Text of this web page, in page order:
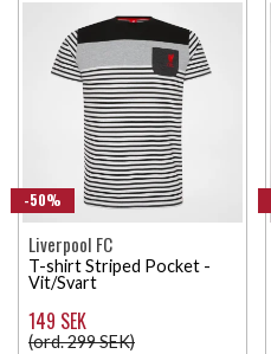
-50%
Liverpool FC
T-shirt Striped Pocket -
Vit/Svart
149 SEK
(ord. 299 SEK)